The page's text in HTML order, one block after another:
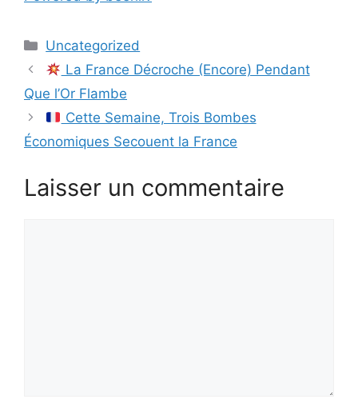
Catégories
Uncategorized
La France Décroche (Encore) Pendant
Que l’Or Flambe
Cette Semaine, Trois Bombes
Économiques Secouent la France
Laisser un commentaire